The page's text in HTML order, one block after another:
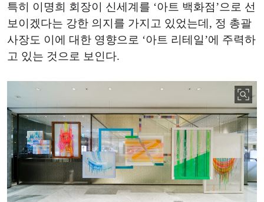
특히 이명희 회장이 신세계를 ‘아트 백화점’으로 선
보이겠다는 강한 의지를 가지고 있었는데, 정 총괄
사장도 이에 대한 영향으로 ‘아트 리테일’에 주력하
고 있는 것으로 보인다.